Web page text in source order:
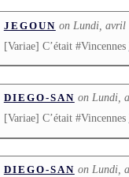
JEGOUN on Lundi, avril
[Variae] C’était #Vincennes
DIEGO-SAN on Lundi,
[Variae] C’était #Vincennes
DIEGO-SAN on Lundi,